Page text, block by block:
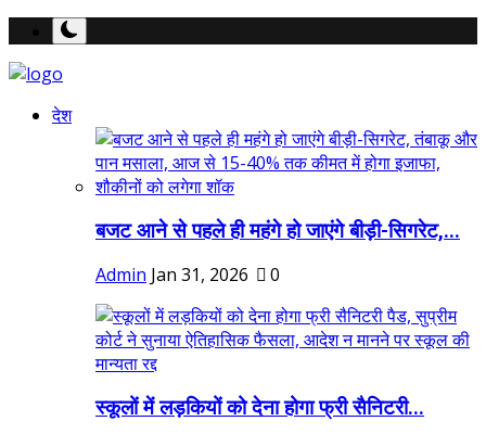
देश
बजट आने से पहले ही महंगे हो जाएंगे बीड़ी-सिगरेट,...
Admin Jan 31, 2026 0
स्कूलों में लड़कियों को देना होगा फ्री सैनिटरी...